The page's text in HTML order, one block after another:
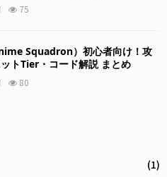
75
Squadron）初心者向け！攻
トTier・コード解説 まとめ
80
(1)